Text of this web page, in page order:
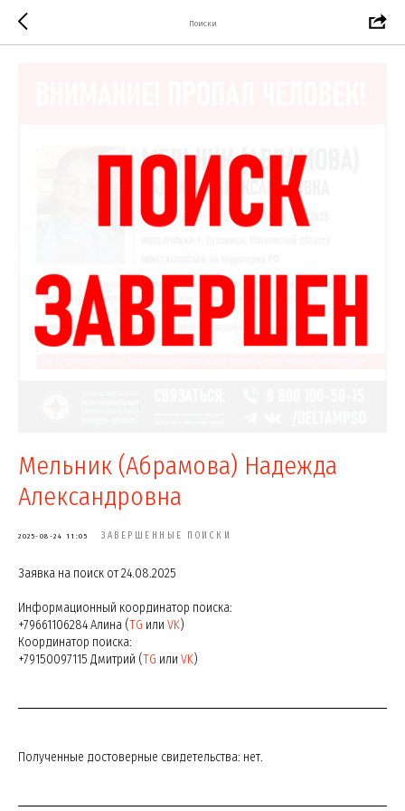
Поиски
Мельник (Абрамова) Надежда
Александровна
2025-08-24 11:05 ЗАВЕРШЕННЫЕ ПОИСКИ
Заявка на поиск от 24.08.2025
Информационный координатор поиска:
+79661106284 Алина (TG или VK)
Координатор поиска:
+79150097115 Дмитрий (TG или VK)
Полученные достоверные свидетельства: нет.